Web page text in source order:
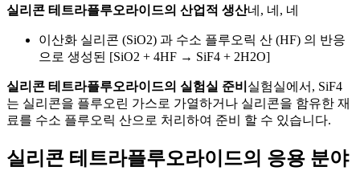
실리콘 테트라플루오라이드의 산업적 생산네, 네, 네
이산화 실리콘 (SiO2) 과 수소 플루오릭 산 (HF) 의 반응
으로 생성된 [SiO2 + 4HF → SiF4 + 2H2O]
실리콘 테트라플루오라이드의 실험실 준비 실험실에서, SiF4
는 실리콘을 플루오린 가스로 가열하거나 실리콘을 함유한 재
료를 수소 플루오릭 산으로 처리하여 준비 할 수 있습니다.
실리콘 테트라플루오라이드의 응용 분야